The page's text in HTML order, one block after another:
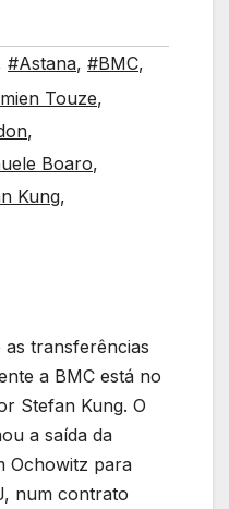
#Astana, #BMC,
Touze,
,
Boaro,
Kung,
transferências
a BMC está no
Stefan Kung. O
a saída da
Ochowitz para
num contrato